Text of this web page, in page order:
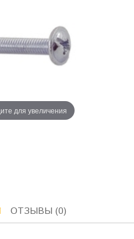
для увеличения
ОТЗЫВЫ (0)